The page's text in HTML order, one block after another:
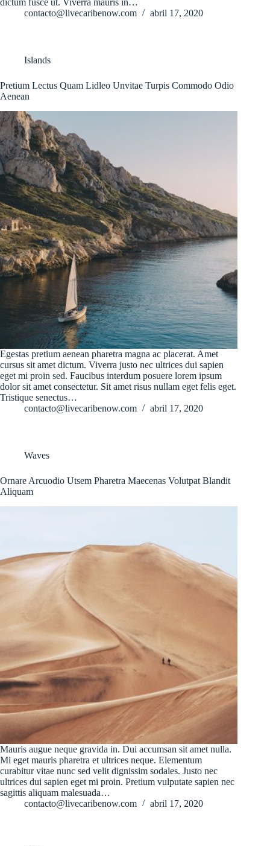
dictum fusce ut. Viverra mauris in…
contacto@livecaribenow.com
abril 17, 2020
Islands
Pretium Lectus Quam Lidleo Unvitae Turpis Commodo Odio
Aenean
Egestas pretium aenean pharetra magna ac placerat. Amet
cursus sit amet dictum. Viverra justo nec ultrices dui sapien
eget mi proin sed. Faucibus interdum posuere lorem ipsum
dolor sit amet consectetur. Sit amet risus nullam eget felis eget.
Tristique senectus…
contacto@livecaribenow.com
abril 17, 2020
Waves
Ornare Arcuodio Utsem Pharetra Maecenas Volutpat Blandit
Aliquam
Mauris augue neque gravida in. Dui accumsan sit amet nulla.
Mi eget mauris pharetra et ultrices neque. Elementum
curabitur vitae nunc sed velit dignissim sodales. Justo nec
ultrices dui sapien eget mi proin. Pretium vulputate sapien nec
sagittis aliquam malesuada…
contacto@livecaribenow.com
abril 17, 2020